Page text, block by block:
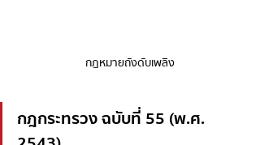
กฎหมายถังดับเพลิง
กฎกระทรวง ฉบับที่ 55 (พ.ศ.